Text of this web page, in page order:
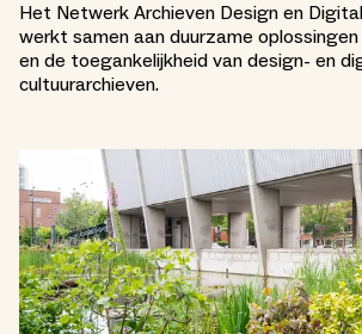
Het Netwerk Archieven Design en
werkt samen aan duurzame
en de toegankelijkheid van design- en
cultuurarchieven.